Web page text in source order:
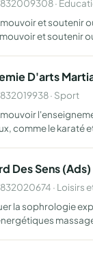
·
et soutenir
et soutenir
D'arts
· Sport
comme le karaté
Des Sens (Ads)
· Loisirs
la sophrologie